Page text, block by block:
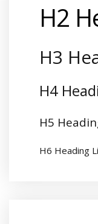
H2
H3
H4
H5
H6 Heading